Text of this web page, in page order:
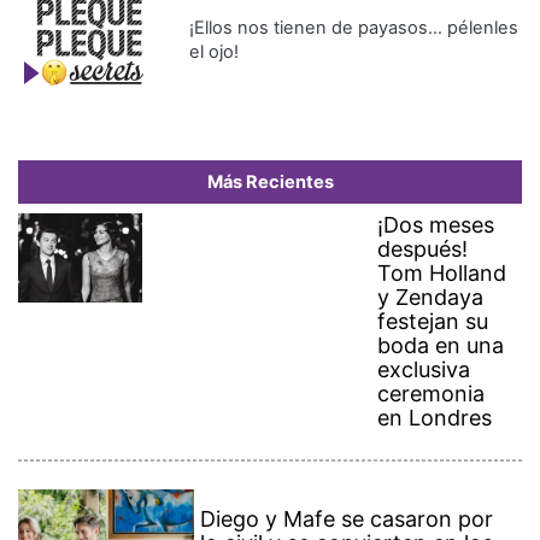
¡Ellos nos tienen de payasos… pélenles
el ojo!
Más Recientes
¡Dos meses
después!
Tom Holland
y Zendaya
festejan su
boda en una
exclusiva
ceremonia
en Londres
Diego y Mafe se casaron por